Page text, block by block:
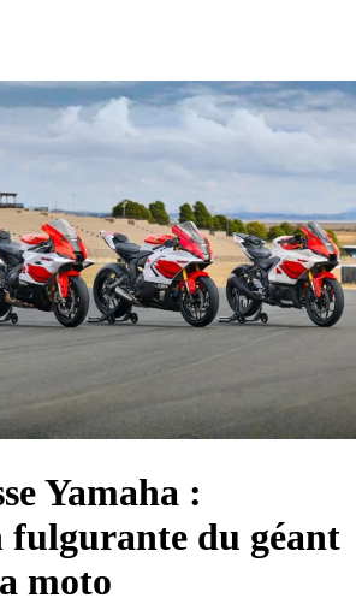
Yamaha :
fulgurante du géant
moto